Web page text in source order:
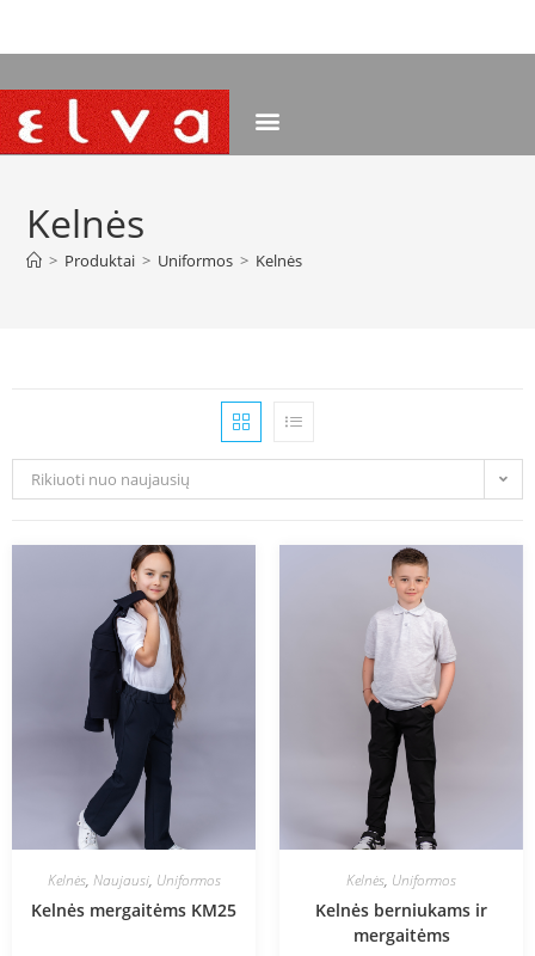
Kelnės
> Produktai > Uniformos > Kelnės
Rikiuoti nuo naujausių
Kelnės, Naujausi, Uniformos
Kelnės mergaitėms KM25
Kelnės, Uniformos
Kelnės berniukams ir
mergaitėms